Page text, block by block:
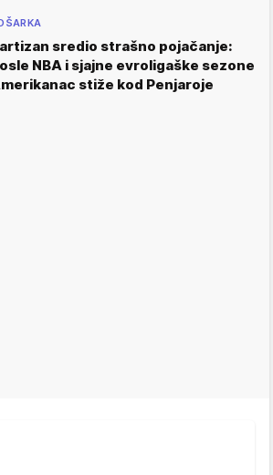
sredio strašno pojačanje:
NBA i sjajne evroligaške sezone
stiže kod Penjaroje